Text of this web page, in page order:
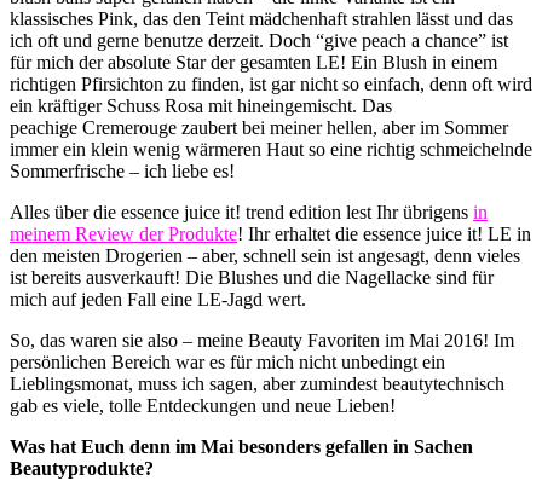
klassisches Pink, das den Teint mädchenhaft strahlen lässt und das
ich oft und gerne benutze derzeit. Doch “give peach a chance” ist
für mich der absolute Star der gesamten LE! Ein Blush in einem
richtigen Pfirsichton zu finden, ist gar nicht so einfach, denn oft wird
ein kräftiger Schuss Rosa mit hineingemischt. Das
peachige Cremerouge zaubert bei meiner hellen, aber im Sommer
immer ein klein wenig wärmeren Haut so eine richtig schmeichelnde
Sommerfrische – ich liebe es!
Alles über die essence juice it! trend edition lest Ihr übrigens in
meinem Review der Produkte! Ihr erhaltet die essence juice it! LE in
den meisten Drogerien – aber, schnell sein ist angesagt, denn vieles
ist bereits ausverkauft! Die Blushes und die Nagellacke sind für
mich auf jeden Fall eine LE-Jagd wert.
So, das waren sie also – meine Beauty Favoriten im Mai 2016! Im
persönlichen Bereich war es für mich nicht unbedingt ein
Lieblingsmonat, muss ich sagen, aber zumindest beautytechnisch
gab es viele, tolle Entdeckungen und neue Lieben!
Was hat Euch denn im Mai besonders gefallen in Sachen
Beautyprodukte?